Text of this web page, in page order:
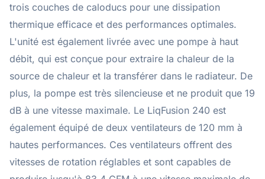
trois couches de caloducs pour une dissipation
thermique efficace et des performances optimales.
L'unité est également livrée avec une pompe à haut
débit, qui est conçue pour extraire la chaleur de la
source de chaleur et la transférer dans le radiateur. De
plus, la pompe est très silencieuse et ne produit que 19
dB à une vitesse maximale. Le LiqFusion 240 est
également équipé de deux ventilateurs de 120 mm à
hautes performances. Ces ventilateurs offrent des
vitesses de rotation réglables et sont capables de